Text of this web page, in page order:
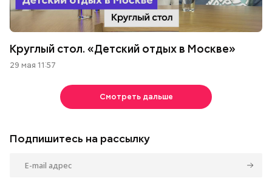
Круглый стол. «Детский отдых в Москве»
29 мая 11:57
Смотреть дальше
Подпишитесь на рассылку